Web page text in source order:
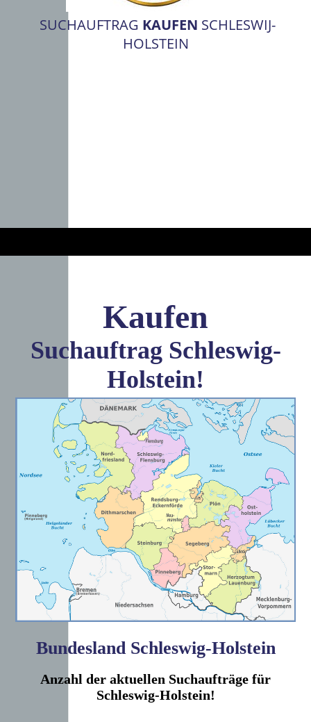
SUCHAUFTRAG KAUFEN SCHLESWIJ-
HOLSTEIN
Kaufen
Suchauftrag Schleswig-
Holstein!
Bundesland Schleswig-Holstein
Anzahl der aktuellen Suchaufträge für
Schleswig-Holstein!